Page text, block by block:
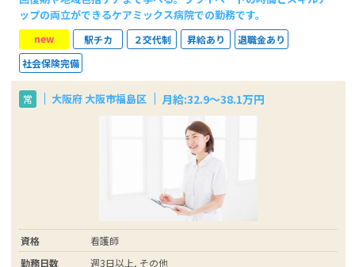
ップの両立ができるケアミックス病院での勤務です。
new 駅チカ ２交代制 昇給あり
退職金あり
社会保険完備
常 大阪府 大阪市福島区 月給:32.9～38.1万円
資格
看護師
勤務日数
週3日以上, その他